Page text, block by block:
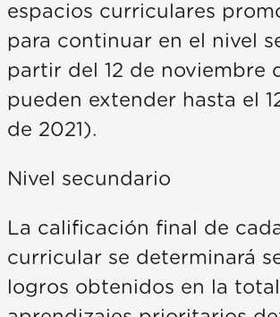
espacios curriculares
para continuar en el nivel
partir del 12 de noviembre
pueden extender hasta el
de 2021).
Nivel secundario
La calificación final de
curricular se determinará
logros obtenidos en la